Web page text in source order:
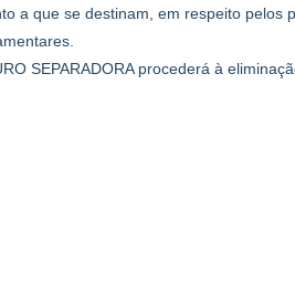
a que se destinam, em respeito pelos
SEPARADORA procederá à